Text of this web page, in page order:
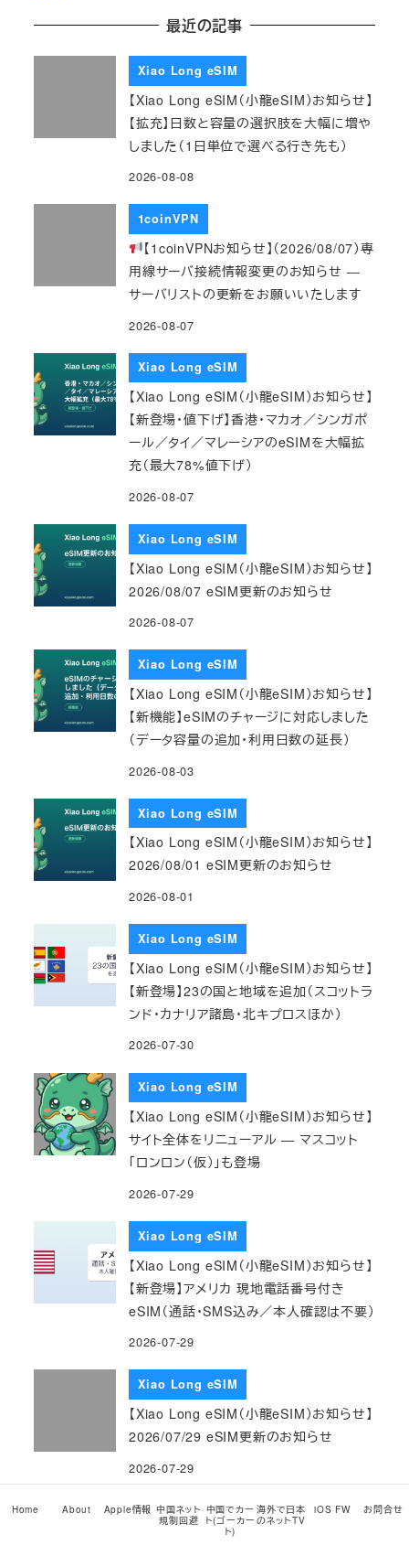
最近の記事
Xiao Long eSIM
【Xiao Long eSIM（小龍eSIM）お知らせ】
【拡充】日数と容量の選択肢を大幅に増や
しました（1日単位で選べる行き先も）
2026-08-08
1coinVPN
【1coinVPNお知らせ】（2026/08/07）専
用線サーバ接続情報変更のお知らせ ―
サーバリストの更新をお願いいたします
2026-08-07
Xiao Long eSIM
【Xiao Long eSIM（小龍eSIM）お知らせ】
【新登場・値下げ】香港・マカオ／シンガポ
ール／タイ／マレーシアのeSIMを大幅拡
充（最大78%値下げ）
2026-08-07
Xiao Long eSIM
【Xiao Long eSIM（小龍eSIM）お知らせ】
2026/08/07 eSIM更新のお知らせ
2026-08-07
Xiao Long eSIM
【Xiao Long eSIM（小龍eSIM）お知らせ】
【新機能】eSIMのチャージに対応しました
（データ容量の追加・利用日数の延長）
2026-08-03
Xiao Long eSIM
【Xiao Long eSIM（小龍eSIM）お知らせ】
2026/08/01 eSIM更新のお知らせ
2026-08-01
Xiao Long eSIM
【Xiao Long eSIM（小龍eSIM）お知らせ】
【新登場】23の国と地域を追加（スコットラ
ンド・カナリア諸島・北キプロスほか）
2026-07-30
Xiao Long eSIM
【Xiao Long eSIM（小龍eSIM）お知らせ】
サイト全体をリニューアル — マスコット
「ロンロン（仮）」も登場
2026-07-29
Xiao Long eSIM
【Xiao Long eSIM（小龍eSIM）お知らせ】
【新登場】アメリカ 現地電話番号付き
eSIM（通話・SMS込み／本人確認は不要）
2026-07-29
Xiao Long eSIM
【Xiao Long eSIM（小龍eSIM）お知らせ】
2026/07/29 eSIM更新のお知らせ
2026-07-29
Xiao Long eSIM
【Xiao Long eSIM（小龍eSIM）お知らせ】
Home About Apple情報 中国ネット
規制回避
中国でカー
ト(ゴーカー
ト)
海外で日本
のネットTV
iOS FW お問合せ